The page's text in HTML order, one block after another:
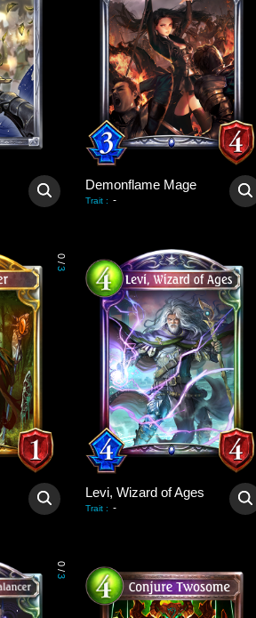
Demonflame Mage
Trait : -
0
/
3
Levi, Wizard of Ages
Trait : -
0
/
3